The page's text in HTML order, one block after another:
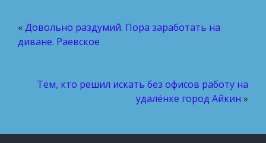
«Довольно раздумий. Пора заработать на
диване. Раевское
Тем, кто решил искать без офисов работу на
удалёнке город Айкин »